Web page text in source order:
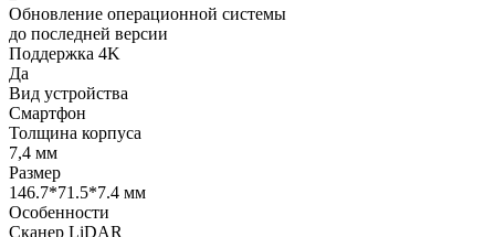
Обновление операционной системы
до последней версии
Поддержка 4K
Да
Вид устройства
Смартфон
Толщина корпуса
7,4 мм
Размер
146.7*71.5*7.4 мм
Особенности
Сканер LiDAR